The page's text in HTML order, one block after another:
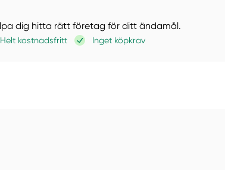
dig hitta rätt företag för ditt ändamål.
Helt kostnadsfritt Inget köpkrav